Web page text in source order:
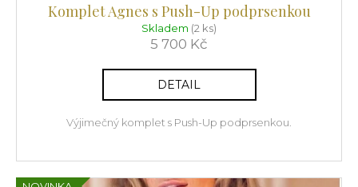
Komplet Agnes s Push-Up podprsenkou
Skladem (2 ks)
5 700 Kč
DETAIL
Výjimečný komplet s Push-Up podprsenkou.